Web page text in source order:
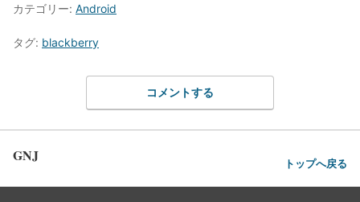
カテゴリー: Android
タグ: blackberry
コメントする
GNJ トップへ戻る